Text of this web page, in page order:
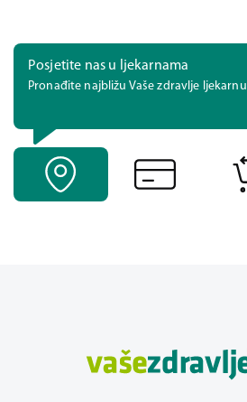
Posjetite nas u ljekarnama
Pronađite najbližu Vaše zdravlje ljekarnu